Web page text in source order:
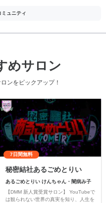
ミュニティ
めサロン
ンをピックアップ！
7日間無料
秘密結社あるごめとりい
あるごめとりい けんちゃん・闇病み子
【DMM 新人賞受賞サロン】 YouTubeで
は観られない世界の真実を知り、人生を